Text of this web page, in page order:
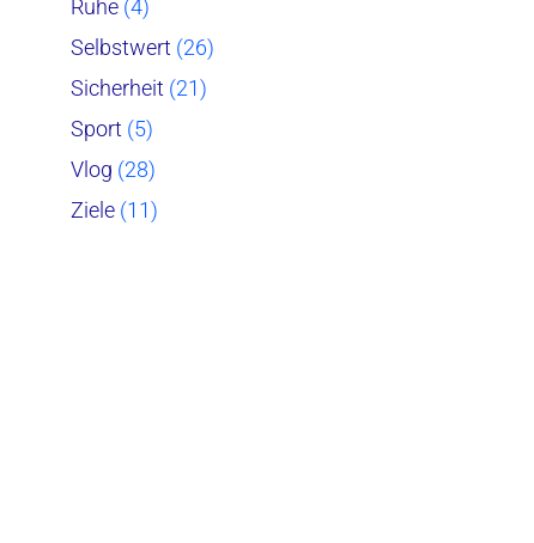
Ruhe (4)
Selbstwert (26)
Sicherheit (21)
Sport (5)
Vlog (28)
Ziele (11)